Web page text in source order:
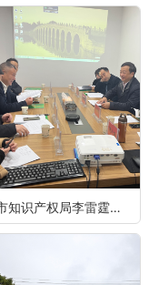
重庆市知识产权局李雷霆局长一行在黔江区市场监管局局长潘东等陪同下来重庆69畜牧调研指导